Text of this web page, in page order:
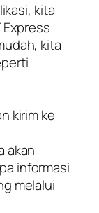
kita
Express
kita
kirim ke
akan
informasi
melalui